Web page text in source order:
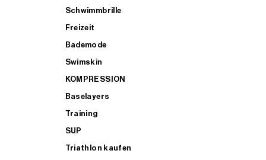
Schwimmbrille
Freizeit
Bademode
Swimskin
KOMPRESSION
Baselayers
Training
SUP
Triathlon kaufen